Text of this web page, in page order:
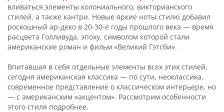
вливаться элементы колониального, викторианского
стилей, а также кантри. Новые яркие ноты стилю добавил
роскошный ар-деко в 20-30-е годы прошлого века — время
расцвета Голливуда, эпоху, символом которой стали
американские роман и фильм «Великий Гэтсби».
Впитавшая в себя отдельные элементы всех этих стилей,
сегодня американская классика — по сути, неоклассика,
современное представление о классическом интерьере, но
— с американским «акцентом». Рассмотрим особенности
этого стиля подробнее.